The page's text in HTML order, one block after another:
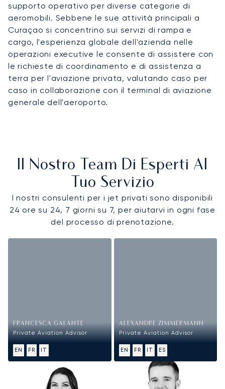
supporto operativo per diverse categorie di
aeromobili. Sebbene le sue attività principali a
Curaçao si concentrino sui servizi di rampa e
cargo, l'esperienza globale dell'azienda nelle
operazioni executive le consente di assistere con
le richieste di coordinamento e di assistenza a
terra per l'aviazione privata, valutando caso per
caso in collaborazione con il terminal di aviazione
generale dell'aeroporto.
Il Nostro Team Di Esperti Al
Tuo Servizio
I nostri consulenti per i jet privati sono disponibili
24 ore su 24, 7 giorni su 7, per aiutarvi in ogni fase
del processo di prenotazione.
FRANCESCA GALANTE
Private Aviation Advisor
EN FR IT
ALEXANDRE ZIMMERMANN
Private Aviation Advisor
EN FR IT ES